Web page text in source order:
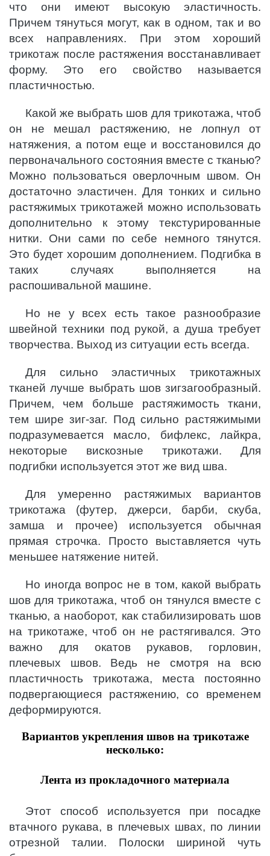
что они имеют высокую эластичность.
Причем тянуться могут, как в одном, так и во
всех направлениях. При этом хороший
трикотаж после растяжения восстанавливает
форму. Это его свойство называется
пластичностью.
Какой же выбрать шов для трикотажа, чтоб
он не мешал растяжению, не лопнул от
натяжения, а потом еще и восстановился до
первоначального состояния вместе с тканью?
Можно пользоваться оверлочным швом. Он
достаточно эластичен. Для тонких и сильно
растяжимых трикотажей можно использовать
дополнительно к этому текстурированные
нитки. Они сами по себе немного тянутся.
Это будет хорошим дополнением. Подгибка в
таких случаях выполняется на
распошивальной машине.
Но не у всех есть такое разнообразие
швейной техники под рукой, а душа требует
творчества. Выход из ситуации есть всегда.
Для сильно эластичных трикотажных
тканей лучше выбрать шов зигзагообразный.
Причем, чем больше растяжимость ткани,
тем шире зиг-заг. Под сильно растяжимыми
подразумевается масло, бифлекс, лайкра,
некоторые вискозные трикотажи. Для
подгибки используется этот же вид шва.
Для умеренно растяжимых вариантов
трикотажа (футер, джерси, барби, скуба,
замша и прочее) используется обычная
прямая строчка. Просто выставляется чуть
меньшее натяжение нитей.
Но иногда вопрос не в том, какой выбрать
шов для трикотажа, чтоб он тянулся вместе с
тканью, а наоборот, как стабилизировать шов
на трикотаже, чтоб он не растягивался. Это
важно для окатов рукавов, горловин,
плечевых швов. Ведь не смотря на всю
пластичность трикотажа, места постоянно
подвергающиеся растяжению, со временем
деформируются.
Вариантов укрепления швов на трикотаже
несколько:
Лента из прокладочного материала
Этот способ используется при посадке
втачного рукава, в плечевых швах, по линии
отрезной талии. Полоски шириной чуть